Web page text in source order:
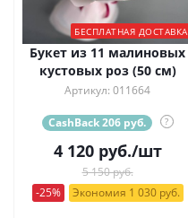
БЕСПЛАТНАЯ ДОСТАВКА
Букет из 11 малиновых
кустовых роз (50 см)
Артикул: 011664
CashBack 206 руб. ?
4 120руб./шт
5 150 руб.
-25%
Экономия 1 030 руб.